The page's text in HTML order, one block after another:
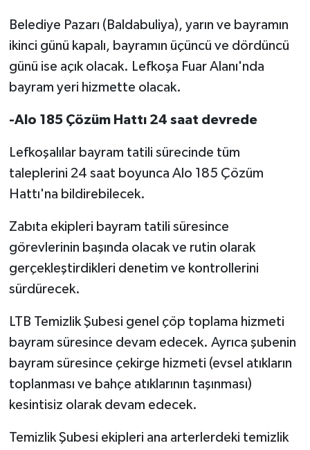
Belediye Pazarı (Baldabuliya), yarın ve bayramın
ikinci günü kapalı, bayramın üçüncü ve dördüncü
günü ise açık olacak. Lefkoşa Fuar Alanı'nda
bayram yeri hizmette olacak.
-Alo 185 Çözüm Hattı 24 saat devrede
Lefkoşalılar bayram tatili sürecinde tüm
taleplerini 24 saat boyunca Alo 185 Çözüm
Hattı'na bildirebilecek.
Zabıta ekipleri bayram tatili süresince
görevlerinin başında olacak ve rutin olarak
gerçekleştirdikleri denetim ve kontrollerini
sürdürecek.
LTB Temizlik Şubesi genel çöp toplama hizmeti
bayram süresince devam edecek. Ayrıca şubenin
bayram süresince çekirge hizmeti (evsel atıkların
toplanması ve bahçe atıklarının taşınması)
kesintisiz olarak devam edecek.
Temizlik Şubesi ekipleri ana arterlerdeki temizlik